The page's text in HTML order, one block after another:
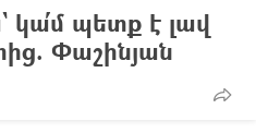
պետք է լավ
Փաշինյան